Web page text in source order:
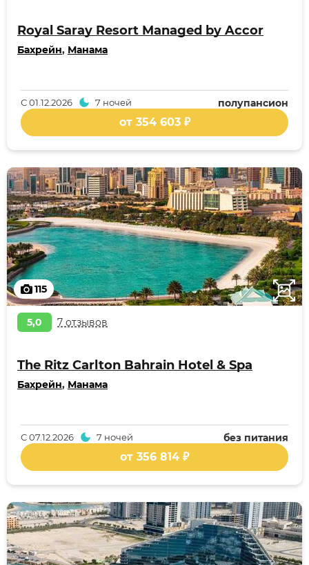
Royal Saray Resort Managed by Accor
Бахрейн, Манама
полупансион
С01.12.2026 7 ночей
от 354 603 ₽
115
5,0 7 отзывов
The Ritz Carlton Bahrain Hotel & Spa
Бахрейн, Манама
без питания
С07.12.2026 7 ночей
от 356 814 ₽